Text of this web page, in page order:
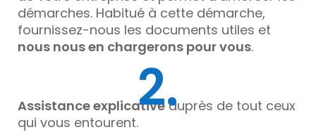
démarches. Habitué à cette démarche,
fournissez-nous les documents utiles et
nous nous en chargerons pour vous.
2.
Assistance explicativeauprès de tout ceux
qui vous entourent.